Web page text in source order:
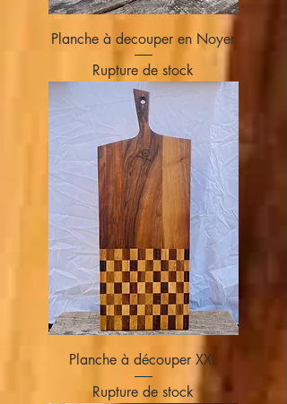
Planche à decouper en Noyer
Rupture de stock
Planche à découper XXL
Rupture de stock